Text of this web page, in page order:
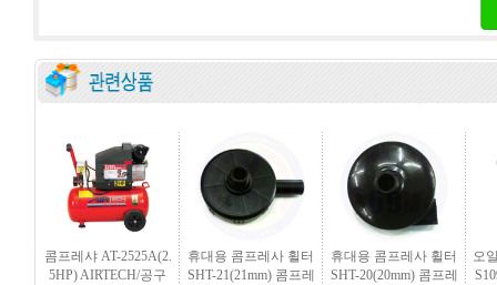
콤프레샤 AT-2525A(2.
5HP) AIRTECH/공구
휴대용 콤프레사 휠터
SHT-21(21mm) 콤프레
휴대용 콤프레사 휠터
SHT-20(20mm) 콤프레
오